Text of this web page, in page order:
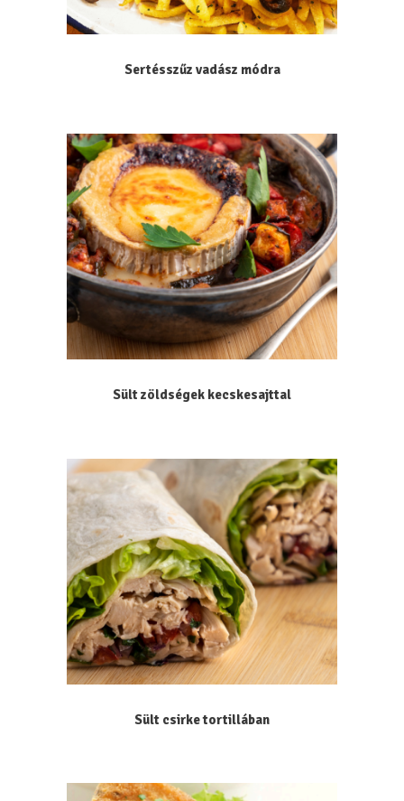
Sertésszűz vadász módra
Sült zöldségek kecskesajttal
Sült csirke tortillában